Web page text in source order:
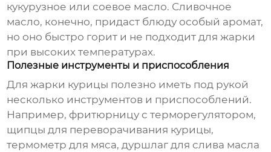
кукурузное или соевое масло. Сливочное
масло, конечно, придаст блюду особый аромат,
но оно быстро горит и не подходит для жарки
при высоких температурах.
Полезные инструменты и приспособления
Для жарки курицы полезно иметь под рукой
несколько инструментов и приспособлений.
Например, фритюрницу с терморегулятором,
щипцы для переворачивания курицы,
термометр для мяса, дуршлаг для слива масла